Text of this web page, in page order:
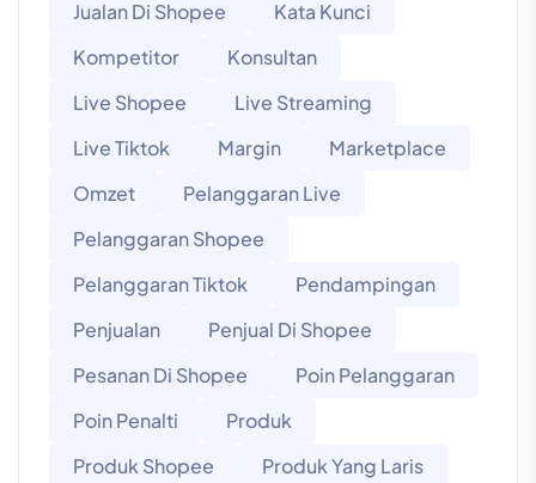
Jualan Di Shopee
Kata Kunci
Kompetitor
Konsultan
Live Shopee
Live Streaming
Live Tiktok
Margin
Marketplace
Omzet
Pelanggaran Live
Pelanggaran Shopee
Pelanggaran Tiktok
Pendampingan
Penjualan
Penjual Di Shopee
Pesanan Di Shopee
Poin Pelanggaran
Poin Penalti
Produk
Produk Shopee
Produk Yang Laris